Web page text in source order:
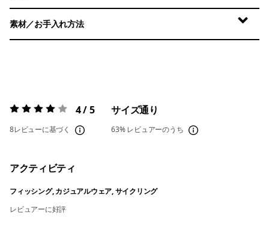
素材／お手入れ方法
評価:4 / 5 4 / 5
8レビューに基づく
サイズ通り
63%レビュアーのうち
アクティビティ
フィッシング, カジュアルウェア, サイクリング
レビュアーに好評